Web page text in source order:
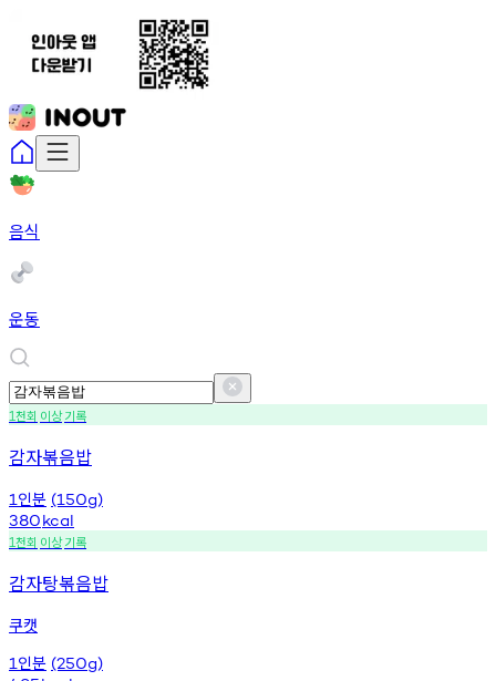
음식
운동
1천회 이상기록
감자볶음밥
1 인분 (150g)
380kcal
1천회 이상기록
감자탕볶음밥
쿠캣
1 인분 (250g)